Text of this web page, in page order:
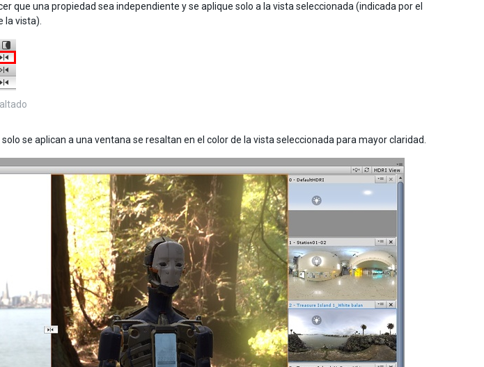
que una propiedad sea independiente y se aplique solo a la vista seleccionada (indicada por el
la vista).
solo se aplican a una ventana se resaltan en el color de la vista seleccionada para mayor claridad.